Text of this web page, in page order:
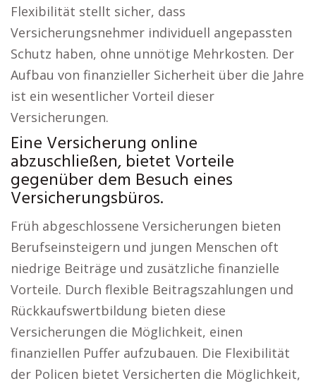
Flexibilität stellt sicher, dass
Versicherungsnehmer individuell angepassten
Schutz haben, ohne unnötige Mehrkosten. Der
Aufbau von finanzieller Sicherheit über die Jahre
ist ein wesentlicher Vorteil dieser
Versicherungen.
Eine Versicherung online
abzuschließen, bietet Vorteile
gegenüber dem Besuch eines
Versicherungsbüros.
Früh abgeschlossene Versicherungen bieten
Berufseinsteigern und jungen Menschen oft
niedrige Beiträge und zusätzliche finanzielle
Vorteile. Durch flexible Beitragszahlungen und
Rückkaufswertbildung bieten diese
Versicherungen die Möglichkeit, einen
finanziellen Puffer aufzubauen. Die Flexibilität
der Policen bietet Versicherten die Möglichkeit,